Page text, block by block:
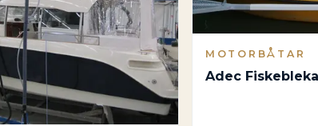
MOTORBÅTAR
Adec Fiskebleka